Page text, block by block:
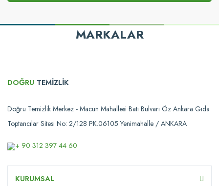
MARKALAR
DOĞRU TEMİZLİK
Doğru Temizlik Merkez - Macun Mahallesi Batı Bulvarı Öz Ankara Gıda
Toptancılar Sitesi No: 2/128 PK.06105 Yenimahalle / ANKARA
+ 90 312 397 44 60
KURUMSAL